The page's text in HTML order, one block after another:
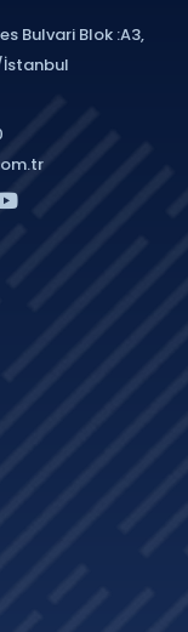
Bulvari Blok :A3,
İstanbul